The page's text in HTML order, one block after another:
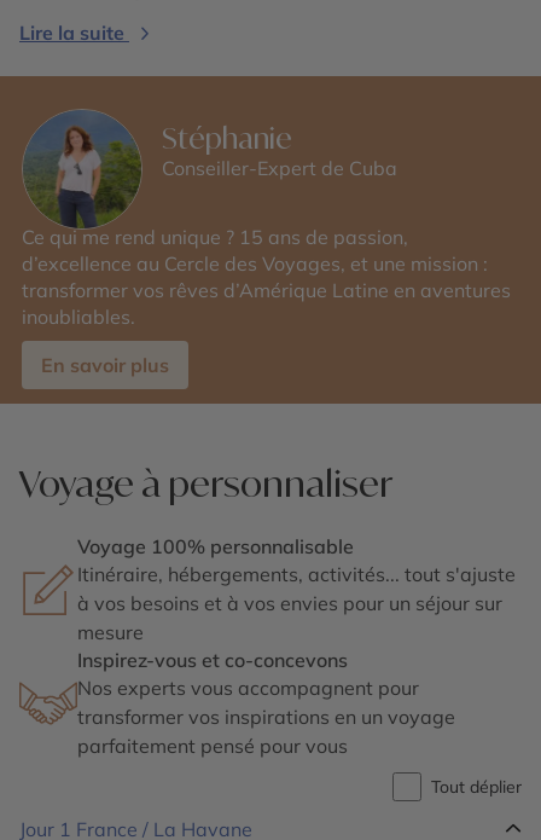
Lire la suite
Stéphanie
Conseiller-Expert de Cuba
Ce qui me rend unique ? 15 ans de passion,
d’excellence au Cercle des Voyages, et une mission :
transformer vos rêves d’Amérique Latine en aventures
inoubliables.
En savoir plus
Voyage à personnaliser
Voyage 100% personnalisable
Itinéraire, hébergements, activités... tout s'ajuste
à vos besoins et à vos envies pour un séjour sur
mesure
Inspirez-vous et co-concevons
Nos experts vous accompagnent pour
transformer vos inspirations en un voyage
parfaitement pensé pour vous
Tout déplier
Jour 1 France / La Havane